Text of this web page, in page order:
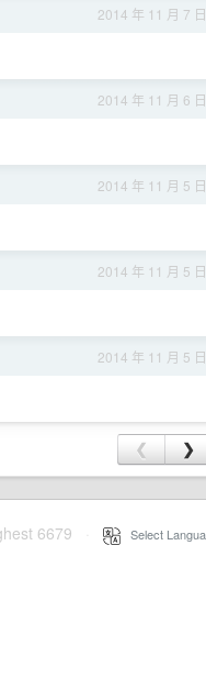
2014 年 11 月 7 日
2014 年 11 月 6 日
2014 年 11 月 5 日
2014 年 11 月 5 日
2014 年 11 月 5 日
❮ ❯
6679 Select